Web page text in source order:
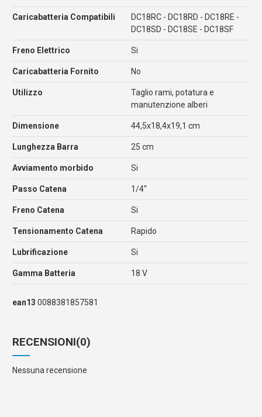
Caricabatteria Compatibili
DC18RC - DC18RD - DC18RE -
DC18SD - DC18SE - DC18SF
Freno Elettrico Si
Caricabatteria Fornito No
Utilizzo
Taglio rami, potatura e
manutenzione alberi
Dimensione 44,5x18,4x19,1 cm
Lunghezza Barra 25 cm
Avviamento morbido Si
Passo Catena 1/4''
Freno Catena Si
Tensionamento Catena Rapido
Lubrificazione Si
Gamma Batteria 18 V
ean13 0088381857581
RECENSIONI(0)
Nessuna recensione